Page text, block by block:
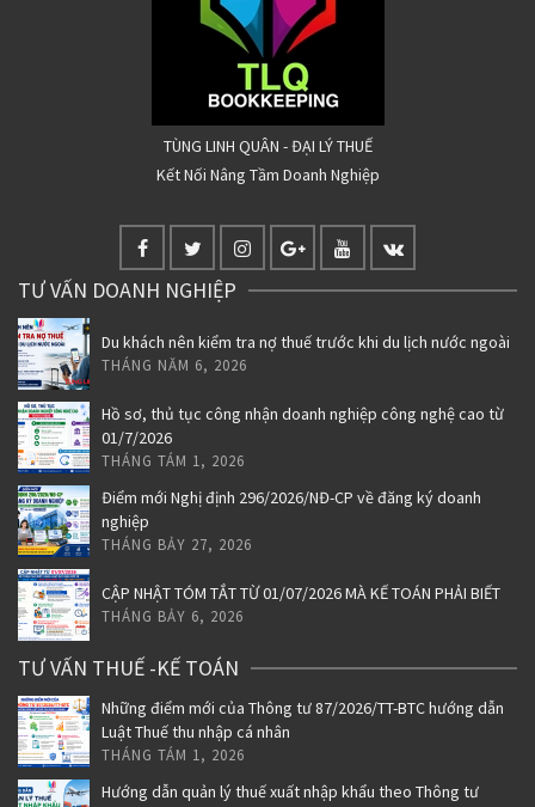
TÙNG LINH QUÂN - ĐẠI LÝ THUẾ
Kết Nối Nâng Tầm Doanh Nghiệp
TƯ VẤN DOANH NGHIỆP
Du khách nên kiểm tra nợ thuế trước khi du lịch nước ngoài
THÁNG NĂM 6, 2026
Hồ sơ, thủ tục công nhận doanh nghiệp công nghệ cao từ
01/7/2026
THÁNG TÁM 1, 2026
Điểm mới Nghị định 296/2026/NĐ-CP về đăng ký doanh
nghiệp
THÁNG BẢY 27, 2026
CẬP NHẬT TÓM TẮT TỪ 01/07/2026 MÀ KẾ TOÁN PHẢI BIẾT
THÁNG BẢY 6, 2026
TƯ VẤN THUẾ -KẾ TOÁN
Những điểm mới của Thông tư 87/2026/TT-BTC hướng dẫn
Luật Thuế thu nhập cá nhân
THÁNG TÁM 1, 2026
Hướng dẫn quản lý thuế xuất nhập khẩu theo Thông tư